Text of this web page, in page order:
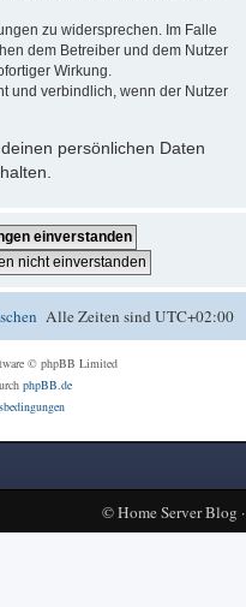
zu widersprechen. Im Falle
dem Betreiber und dem Nutzer
Wirkung.
und verbindlich, wenn der Nutzer
persönlichen Daten
Alle Zeiten sindUTC+02:00
© phpBB Limited
phpBB.de
©Home Server Blog